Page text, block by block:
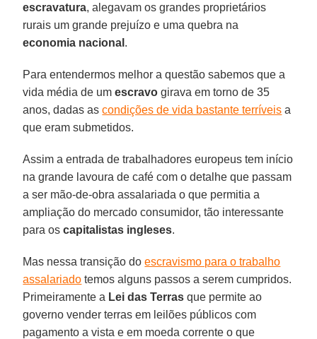
escravatura, alegavam os grandes proprietários
rurais um grande prejuízo e uma quebra na
economia nacional .
Para entendermos melhor a questão sabemos que a
vida média de umescravo girava em torno de 35
anos, dadas ascondições de vida bastante terríveis a
que eram submetidos.
Assim a entrada de trabalhadores europeus tem início
na grande lavoura de café com o detalhe que passam
a ser mão-de-obra assalariada o que permitia a
ampliação do mercado consumidor, tão interessante
para oscapitalistas ingleses.
Mas nessa transição doescravismo para o trabalho
assalariado temos alguns passos a serem cumpridos.
Primeiramente a Lei das Terras que permite ao
governo vender terras em leilões públicos com
pagamento a vista e em moeda corrente o que